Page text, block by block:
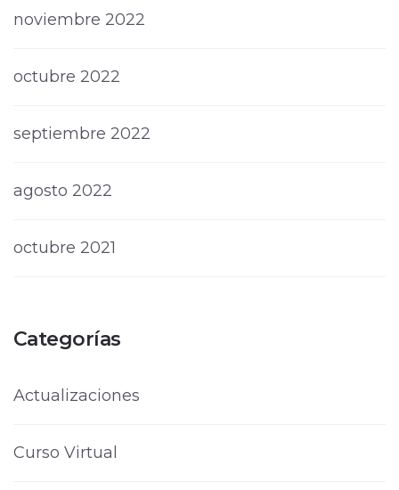
noviembre 2022
octubre 2022
septiembre 2022
agosto 2022
octubre 2021
Categorías
Actualizaciones
Curso Virtual